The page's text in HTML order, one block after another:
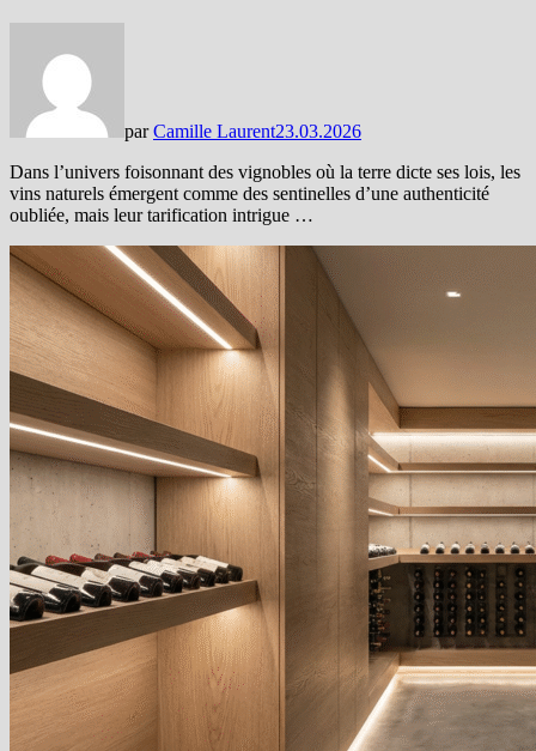
parCamille Laurent23.03.2026
Dans l’univers foisonnant des vignobles où la terre dicte ses lois, les
vins naturels émergent comme des sentinelles d’une authenticité
oubliée, mais leur tarification intrigue …